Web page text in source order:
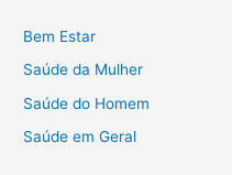
Bem Estar
Saúde da Mulher
Saúde do Homem
Saúde em Geral